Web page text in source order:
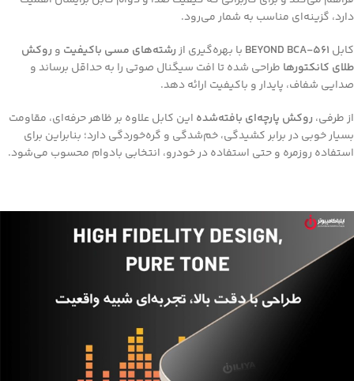
دارد، گزینه‌ای مناسب به شمار می‌رود.
کابل BEYOND BCA-561 با بهره‌گیری ازرشته‌های مسی باکیفیت و روکش
طلای کانکتورها طراحی شده تا افت سیگنال صوتی را به حداقل برساند و
صدایی شفاف، پایدار و باکیفیت ارائه دهد.
از طرفی، روکش پارچه‌ای بافته‌شده این کابل علاوه بر ظاهر حرفه‌ای، مقاومت
بسیار خوبی در برابر کشیدگی، خم‌شدگی و گره‌خوردگی دارد؛ بنابراین برای
استفاده روزمره و حتی استفاده در خودرو، انتخابی بادوام محسوب می‌شود.